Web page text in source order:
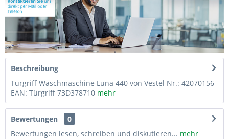
Beschreibung
Türgriff Waschmaschine Luna 440 von Vestel Nr.: 42070156
EAN: Türgriff 73D378710 mehr
Bewertungen
0
Bewertungen lesen, schreiben und diskutieren... mehr